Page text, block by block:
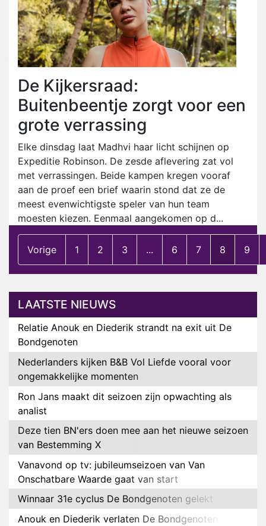
De Kijkersraad:
Buitenbeentje zorgt voor een
grote verrassing
Elke dinsdag laat Madhvi haar licht schijnen op
Expeditie Robinson. De zesde aflevering zat vol
met verrassingen. Beide kampen kregen vooraf
aan de proef een brief waarin stond dat ze de
meest evenwichtigste speler van hun team
moesten kiezen. Eenmaal aangekomen op d...
Vorige 1 2 3 ... 6 7 8 9
LAATSTE NIEUWS
Relatie Anouk en Diederik strandt na exit uit De
Bondgenoten
Nederlanders kijken B&B Vol Liefde vooral voor
ongemakkelijke momenten
Ron Jans maakt dit seizoen zijn opwachting als
analist
Deze tien BN'ers doen mee aan het nieuwe seizoen
van Bestemming X
Vanavond op tv: jubileumseizoen van Van
Onschatbare Waarde gaat van start
Winnaar 31e cyclus De Bondgenoten gelekt
Anouk en Diederik verlaten De Bondgenoten